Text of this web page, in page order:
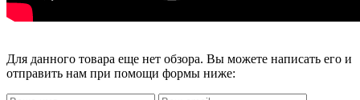
Для данного товара еще нет обзора. Вы можете написать его и
отправить нам при помощи формы ниже: